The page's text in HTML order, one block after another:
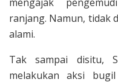
ranjang. Namun, tidak
alami.
Tak sampai disitu,
melakukan aksi